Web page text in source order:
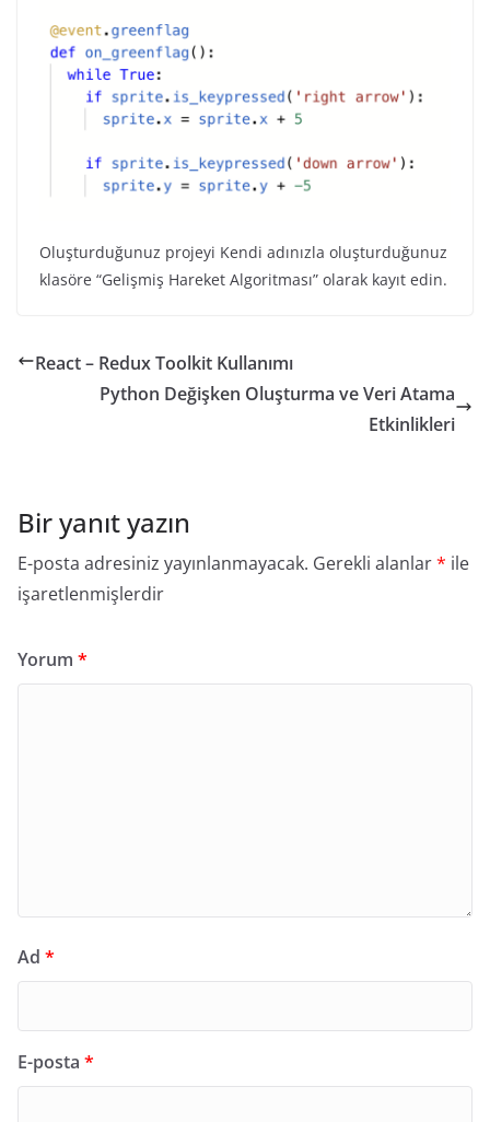
Oluşturduğunuz projeyi Kendi adınızla oluşturduğunuz
klasöre “Gelişmiş Hareket Algoritması” olarak kayıt edin.
React – Redux Toolkit Kullanımı
Python Değişken Oluşturma ve Veri Atama
Etkinlikleri
Bir yanıt yazın
E-posta adresiniz yayınlanmayacak. Gerekli alanlar* ile
işaretlenmişlerdir
Yorum *
Ad *
E-posta *